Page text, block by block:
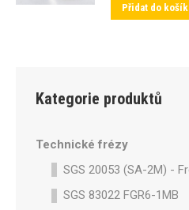
Přidat do
Kategorie produktů
Technické frézy
SGS 20053 (SA-2M) -
SGS 83022 FGR6-1MB